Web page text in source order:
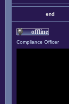
end
Compliance Officer